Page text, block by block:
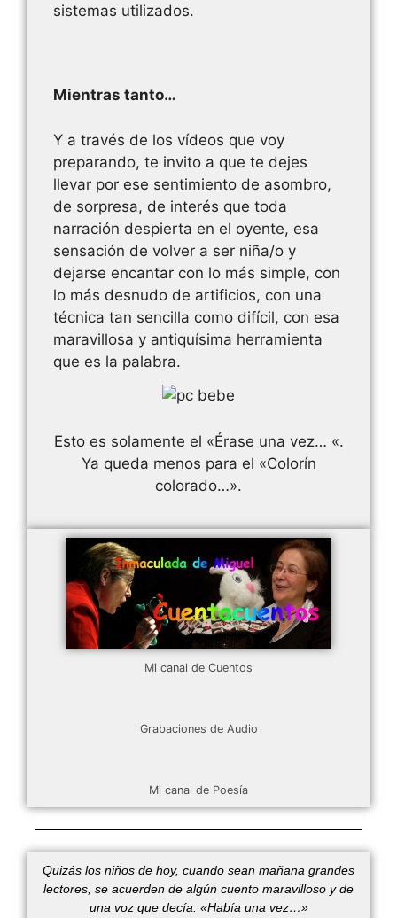
sistemas utilizados.
Mientras tanto…
Y a través de los vídeos que voy
preparando, te invito a que te dejes
llevar por ese sentimiento de asombro,
de sorpresa, de interés que toda
narración despierta en el oyente, esa
sensación de volver a ser niña/o y
dejarse encantar con lo más simple, con
lo más desnudo de artificios, con una
técnica tan sencilla como difícil, con esa
maravillosa y antiquísima herramienta
que es la palabra.
Esto es solamente el «Érase una vez… «.
Ya queda menos para el «Colorín
colorado…».
Mi canal de Cuentos
Grabaciones de Audio
Mi canal de Poesía
Quizás los niños de hoy, cuando sean mañana grandes
lectores, se acuerden de algún cuento maravilloso y de
una voz que decía: «Había una vez…»